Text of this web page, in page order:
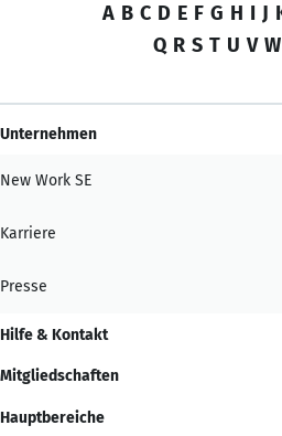
A B C D E F G H I J
Q R S T U V W
Unternehmen
New Work SE
Karriere
Presse
Hilfe & Kontakt
Mitgliedschaften
Hauptbereiche